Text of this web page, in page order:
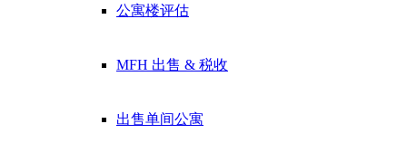
公寓楼评估
MFH 出售 & 税收
出售单间公寓
Lukinski Newsletter
Insights direkt ins Postfach.
Kein Spam. Jederzeit abmeldbar.